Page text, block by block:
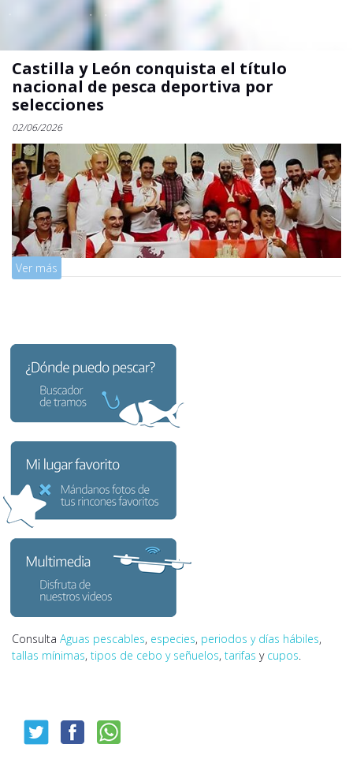
Castilla y León conquista el título
nacional de pesca deportiva por
selecciones
02/06/2026
Mostrar
Ver más
Consulta Aguas pescables, especies, periodos y días hábiles,
tallas mínimas, tipos de cebo y señuelos, tarifas y cupos.